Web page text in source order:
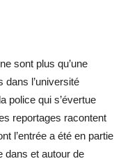
sont plus qu’une
dans l’université
police qui s’évertue
reportages racontent
l’entrée a été en partie
dans et autour de